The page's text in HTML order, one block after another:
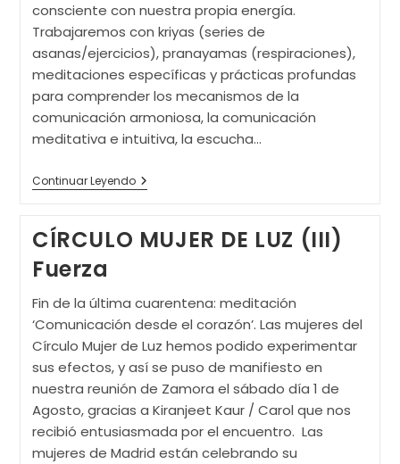
consciente con nuestra propia energía.
Trabajaremos con kriyas (series de
asanas/ejercicios), pranayamas (respiraciones),
meditaciones específicas y prácticas profundas
para comprender los mecanismos de la
comunicación armoniosa, la comunicación
meditativa e intuitiva, la escucha…
Continuar LeyendoRetiro
Invierno
‘POR
LA
SER:
COMUNICACIÓN
EN
LA
ERA
DE
ACUARIO’
CÍRCULO MUJER DE LUZ (III)
Fuerza
Fin de la última cuarentena: meditación
‘Comunicación desde el corazón’. Las mujeres del
Círculo Mujer de Luz hemos podido experimentar
sus efectos, y así se puso de manifiesto en
nuestra reunión de Zamora el sábado día 1 de
Agosto, gracias a Kiranjeet Kaur / Carol que nos
recibió entusiasmada por el encuentro. Las
mujeres de Madrid están celebrando su